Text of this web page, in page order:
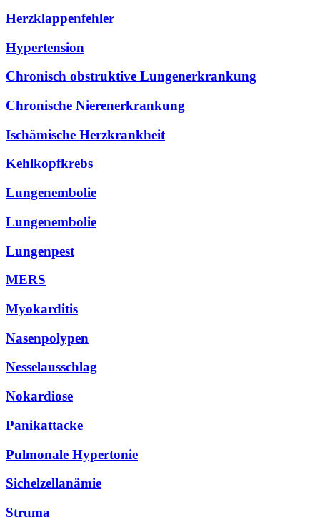
Herzklappenfehler
Hypertension
Chronisch obstruktive Lungenerkrankung
Chronische Nierenerkrankung
Ischämische Herzkrankheit
Kehlkopfkrebs
Lungenembolie
Lungenembolie
Lungenpest
MERS
Myokarditis
Nasenpolypen
Nesselausschlag
Nokardiose
Panikattacke
Pulmonale Hypertonie
Sichelzellanämie
Struma